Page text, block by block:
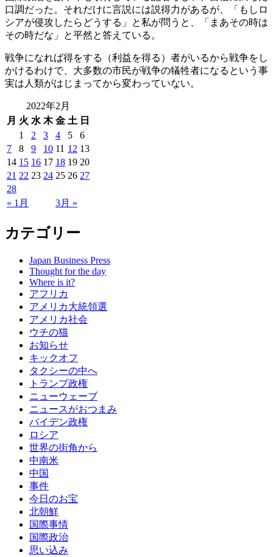
口調だった。それだけに言説には説得力があるが、「もしロ
シアが侵攻したらどうする」と私が問うと、「まあその時は
その時だな」と平然と答えている。
戦争になれば得をする（利益を得る）者がいるから戦争をし
かけるわけで、大多数の市民が戦争の犠牲者になるという事
実は人類がはじまってから変わっていない。
2022年2月
月 火 水 木 金 土 日
« 1月 3月 »
1 2 3 4 5
6
7
8 9 10 11 12 13
14 15 16 17 18 19 20
21 22 23 24 25 26 27
28
カテゴリー
Japan Business Press
Thought for the day
Where is it?
アフリカ
アメリカ大統領選
アメリカ社会
ウチの猫
お知らせ
キックオフ
タクシーの中へ
トランプ政権
ニューウェーブ
ニュースがおつまみ
バイデン政権
ロシア
世界の街角から
中南米
中国
事件
今日のお宝
北朝鮮
国際事情
国際政治
思い込み